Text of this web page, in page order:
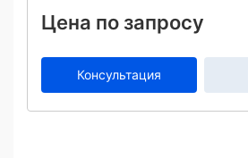
Цена по запросу
Консультация